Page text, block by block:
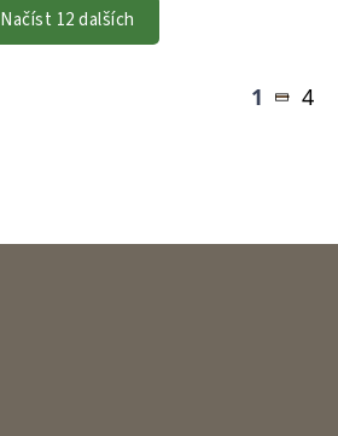
Načíst 12 dalších
1 4